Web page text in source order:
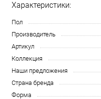
Характеристики:
Пол
Производитель
Артикул
Коллекция
Наши предложения
Страна бренда
Форма